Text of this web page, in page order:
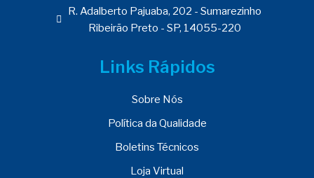
R. Adalberto Pajuaba, 202 - Sumarezinho
Ribeirão Preto - SP, 14055-220
Links Rápidos
Sobre Nós
Política da Qualidade
Boletins Técnicos
Loja Virtual